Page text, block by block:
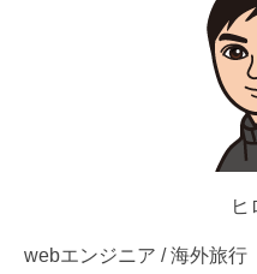
ヒ
webエンジニア / 海外旅行